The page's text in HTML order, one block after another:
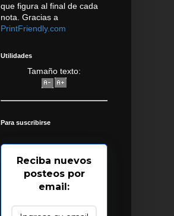
que figura al final de cada
nota. Gracias a
PrintFriendly.com
Utilidades
Tamaño texto:
Para suscribirse
Reciba nuevos
posteos por
email: